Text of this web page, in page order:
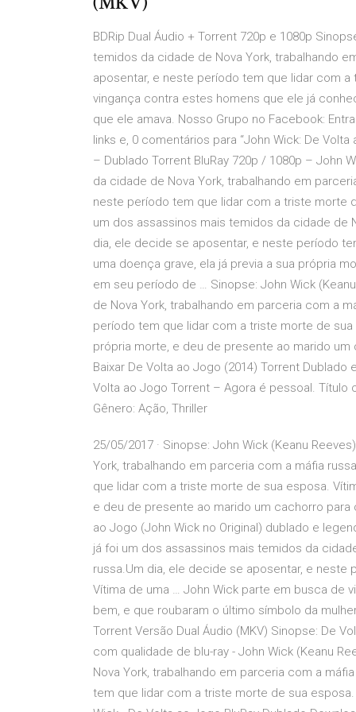
BDRip Dual Áudio + Torrent 720p e 1080p
temidos da cidade de Nova York, trabalhando
aposentar, e neste período tem que lidar com
vingança contra estes homens que ele já
que ele amava. Nosso Grupo no Facebook:
links e, 0 comentários para “John Wick: De Volta
– Dublado Torrent BluRay 720p / 1080p – John
da cidade de Nova York, trabalhando em
neste período tem que lidar com a triste morte
um dos assassinos mais temidos da cidade de
dia, ele decide se aposentar, e neste período
uma doença grave, ela já previa a sua própria
em seu período de … Sinopse: John Wick
de Nova York, trabalhando em parceria com a
período tem que lidar com a triste morte de
própria morte, e deu de presente ao marido
Baixar De Volta ao Jogo (2014) Torrent Dublado
Volta ao Jogo Torrent – Agora é pessoal. Título
Gênero: Ação, Thriller
25/05/2017 · Sinopse: John Wick (Keanu
York, trabalhando em parceria com a máfia
que lidar com a triste morte de sua esposa.
e deu de presente ao marido um cachorro
ao Jogo (John Wick no Original) dublado e
já foi um dos assassinos mais temidos da
russa.Um dia, ele decide se aposentar, e
Vítima de uma … John Wick parte em busca de
bem, e que roubaram o último símbolo da
Torrent Versão Dual Áudio (MKV) Sinopse: De
com qualidade de blu-ray - John Wick (Keanu
Nova York, trabalhando em parceria com a
tem que lidar com a triste morte de sua